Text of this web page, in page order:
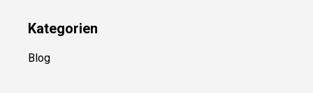
Kategorien
Blog